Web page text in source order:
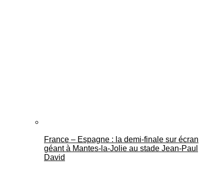
France – Espagne : la demi-finale sur écran
géant à Mantes-la-Jolie au stade Jean-Paul
David